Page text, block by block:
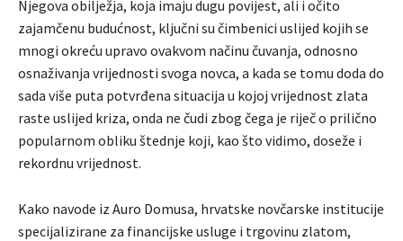
Njegova obilježja, koja imaju dugu povijest, ali i očito
zajamčenu budućnost, ključni su čimbenici uslijed kojih se
mnogi okreću upravo ovakvom načinu čuvanja, odnosno
osnaživanja vrijednosti svoga novca, a kada se tomu doda do
sada više puta potvrđena situacija u kojoj vrijednost zlata
raste uslijed kriza, onda ne čudi zbog čega je riječ o prilično
popularnom obliku štednje koji, kao što vidimo, doseže i
rekordnu vrijednost.
Kako navode iz Auro Domusa, hrvatske novčarske institucije
specijalizirane za financijske usluge i trgovinu zlatom,